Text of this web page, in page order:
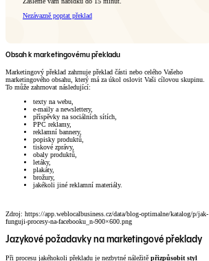
Nezávazně poptat překlad
Obsah k marketingovému překladu
Marketingový překlad zahrnuje překlad části nebo celého Vašeho
marketingového obsahu, který má za úkol oslovit Vaši cílovou skupinu.
To může zahrnovat následující:
texty na webu,
e-maily a newslettery,
příspěvky na sociálních sítích,
PPC reklamy,
reklamní bannery,
popisky produktů,
tiskové zprávy,
obaly produktů,
letáky,
plakáty,
brožury,
jakékoli jiné reklamní materiály.
Zdroj: https://app.weblocalbusiness.cz/data/blog-optimalne/katalog/p/jak-
funguji-procesy-na-facebooku_n-900×600.png
Jazykové požadavky na marketingové překlady
Při procesu jakéhokoli překladu je nezbytné náležitě přizpůsobit styl